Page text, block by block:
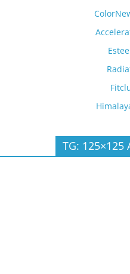
TG: 125×125